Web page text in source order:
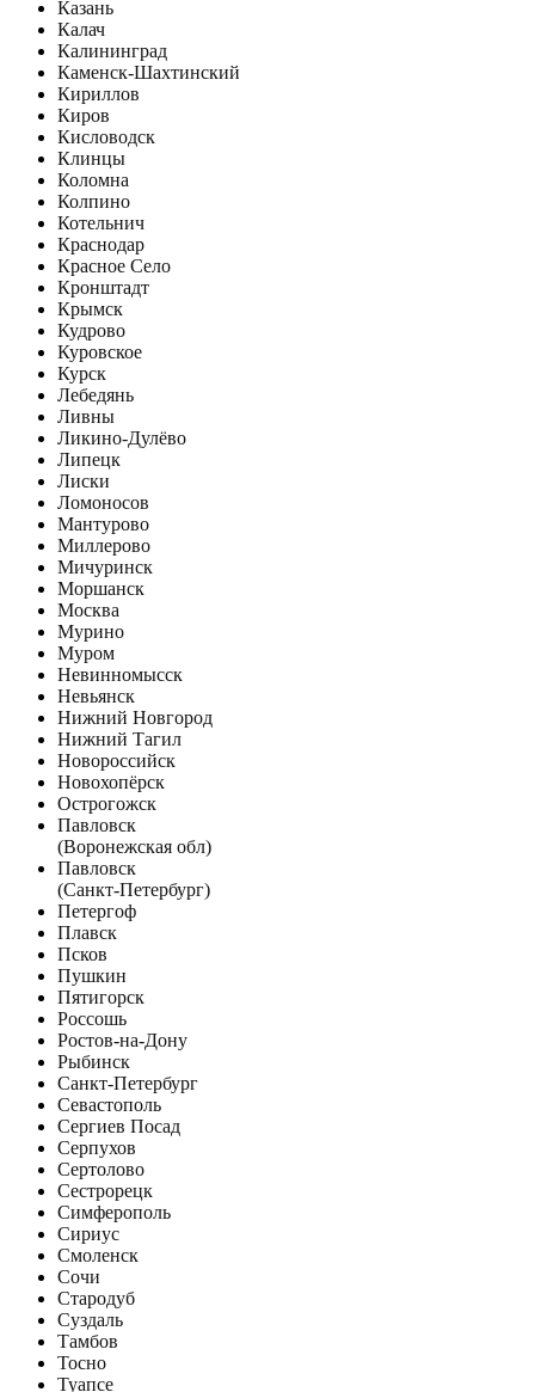
Казань
Калач
Калининград
Каменск-Шахтинский
Кириллов
Киров
Кисловодск
Клинцы
Коломна
Колпино
Котельнич
Краснодар
Красное Село
Кронштадт
Крымск
Кудрово
Куровское
Курск
Лебедянь
Ливны
Ликино-Дулёво
Липецк
Лиски
Ломоносов
Мантурово
Миллерово
Мичуринск
Моршанск
Москва
Мурино
Муром
Невинномысск
Невьянск
Нижний Новгород
Нижний Тагил
Новороссийск
Новохопёрск
Острогожск
Павловск
(Воронежская обл)
Павловск
(Санкт-Петербург)
Петергоф
Плавск
Псков
Пушкин
Пятигорск
Россошь
Ростов-на-Дону
Рыбинск
Санкт-Петербург
Севастополь
Сергиев Посад
Серпухов
Сертолово
Сестрорецк
Симферополь
Сириус
Смоленск
Сочи
Стародуб
Суздаль
Тамбов
Тосно
Туапсе